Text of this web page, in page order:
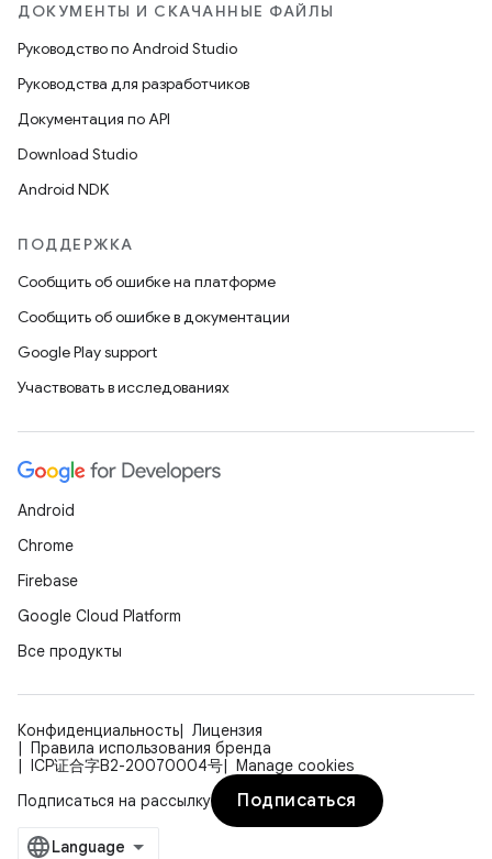
ДОКУМЕНТЫ И СКАЧАННЫЕ ФАЙЛЫ
Руководство по Android Studio
Руководства для разработчиков
Документация по API
Download Studio
Android NDK
ПОДДЕРЖКА
Сообщить об ошибке на платформе
Сообщить об ошибке в документации
Google Play support
Участвовать в исследованиях
Android
Chrome
Firebase
Google Cloud Platform
Все продукты
Конфиденциальность
Лицензия
Правила использования бренда
ICP证合字B2-20070004号
Manage cookies
Подписаться на рассылку
Подписаться